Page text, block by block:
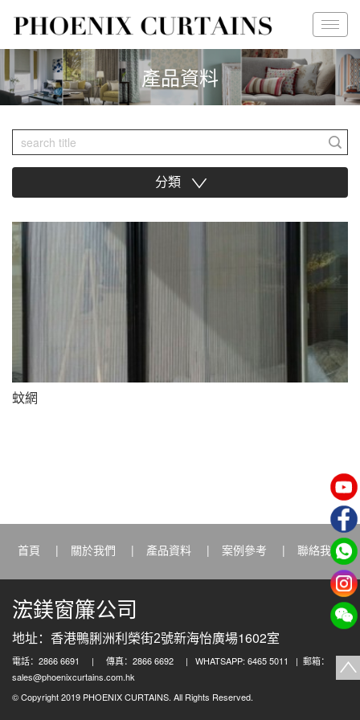
產品資料
分類 ∨
蚊網
首頁 | 關於我們 | 產品資料 | 案例參考 | 聯絡我們
浤鎂窗簾公司
地址：香港鴨脷洲利榮街2號新海怡廣場1602室
電話：2866 6691 | 傳真：2866 6692 | WHATSAPP: 6465 5011 | 郵箱：
sales@phoenixcurtains.com.hk
© Copyright 2019 PHOENIX CURTAINS. All Rights Reserved.
∧